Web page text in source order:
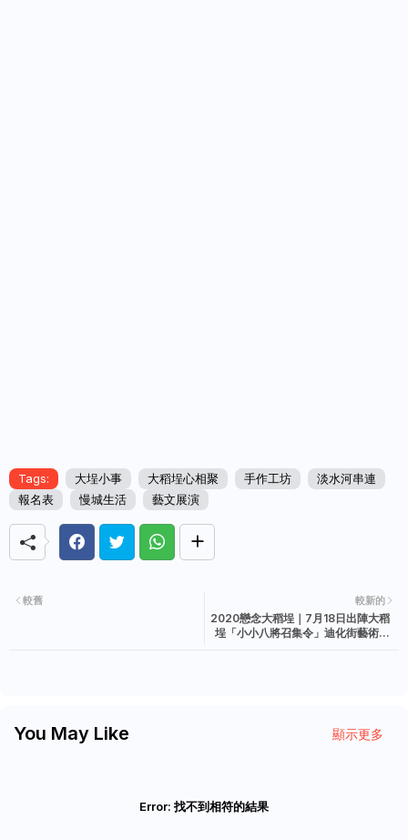
Tags: 大埕小事 大稻埕心相聚 手作工坊
淡水河串連
報名表
慢城生活 藝文展演
較新的
2020戀念大稻埕｜7月18日出陣大稻
埕「小小八將召集令」迪化街藝術踩
較舊
You May Like 顯示更多
Error: 找不到相符的結果